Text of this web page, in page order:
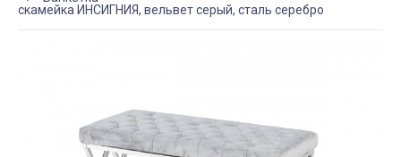
скамейка ИНСИГНИЯ, вельвет серый, сталь серебро